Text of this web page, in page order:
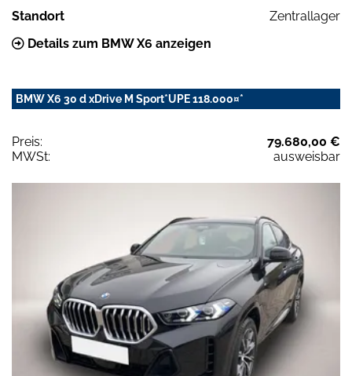
Standort
Zentrallager
Details zum BMW X6 anzeigen
BMW X6 30 d xDrive M Sport*UPE 118.000¤*
Preis:
79.680,00 €
MWSt:
ausweisbar